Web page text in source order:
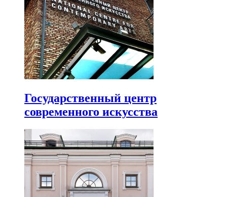
Государственный центр
современного искусства